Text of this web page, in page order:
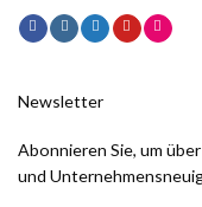
Newsletter
Abonnieren Sie, um
und